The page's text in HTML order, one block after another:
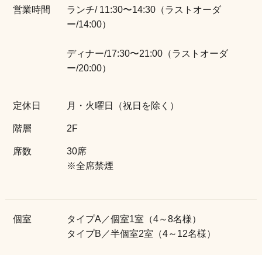
営業時間
ランチ/ 11:30〜14:30（ラストオーダ
ー/14:00）
ディナー/17:30〜21:00（ラストオーダ
ー/20:00）
定休日 月・火曜日（祝日を除く）
階層 2F
席数
30席
※全席禁煙
個室
タイプA／個室1室（4～8名様）
タイプB／半個室2室（4～12名様）